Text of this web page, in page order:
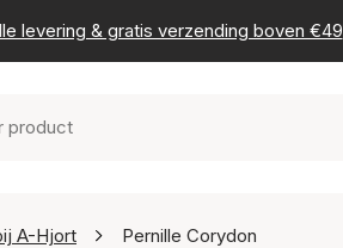
levering & gratis verzending boven €49
A-Hjort Pernille Corydon